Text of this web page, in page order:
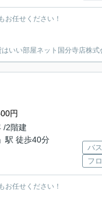
お任せください！
いい部屋ネット国分寺店株式
円
/2階建
」駅 徒歩40分
バ
フ
お任せください！